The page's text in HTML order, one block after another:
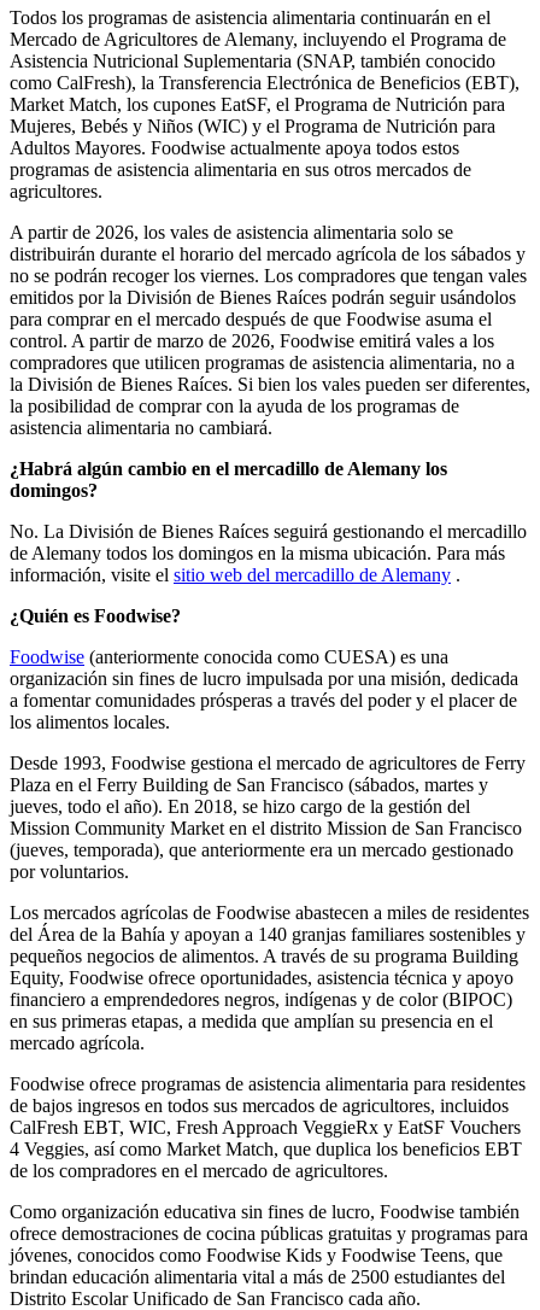
Todos los programas de asistencia alimentaria continuarán en el
Mercado de Agricultores de Alemany, incluyendo el Programa de
Asistencia Nutricional Suplementaria (SNAP, también conocido
como CalFresh), la Transferencia Electrónica de Beneficios (EBT),
Market Match, los cupones EatSF, el Programa de Nutrición para
Mujeres, Bebés y Niños (WIC) y el Programa de Nutrición para
Adultos Mayores. Foodwise actualmente apoya todos estos
programas de asistencia alimentaria en sus otros mercados de
agricultores.
A partir de 2026, los vales de asistencia alimentaria solo se
distribuirán durante el horario del mercado agrícola de los sábados y
no se podrán recoger los viernes. Los compradores que tengan vales
emitidos por la División de Bienes Raíces podrán seguir usándolos
para comprar en el mercado después de que Foodwise asuma el
control. A partir de marzo de 2026, Foodwise emitirá vales a los
compradores que utilicen programas de asistencia alimentaria, no a
la División de Bienes Raíces. Si bien los vales pueden ser diferentes,
la posibilidad de comprar con la ayuda de los programas de
asistencia alimentaria no cambiará.
¿Habrá algún cambio en el mercadillo de Alemany los
domingos?
No. La División de Bienes Raíces seguirá gestionando el mercadillo
de Alemany todos los domingos en la misma ubicación. Para más
información, visite el sitio web del mercadillo de Alemany .
¿Quién es Foodwise?
Foodwise (anteriormente conocida como CUESA) es una
organización sin fines de lucro impulsada por una misión, dedicada
a fomentar comunidades prósperas a través del poder y el placer de
los alimentos locales.
Desde 1993, Foodwise gestiona el mercado de agricultores de Ferry
Plaza en el Ferry Building de San Francisco (sábados, martes y
jueves, todo el año). En 2018, se hizo cargo de la gestión del
Mission Community Market en el distrito Mission de San Francisco
(jueves, temporada), que anteriormente era un mercado gestionado
por voluntarios.
Los mercados agrícolas de Foodwise abastecen a miles de residentes
del Área de la Bahía y apoyan a 140 granjas familiares sostenibles y
pequeños negocios de alimentos. A través de su programa Building
Equity, Foodwise ofrece oportunidades, asistencia técnica y apoyo
financiero a emprendedores negros, indígenas y de color (BIPOC)
en sus primeras etapas, a medida que amplían su presencia en el
mercado agrícola.
Foodwise ofrece programas de asistencia alimentaria para residentes
de bajos ingresos en todos sus mercados de agricultores, incluidos
CalFresh EBT, WIC, Fresh Approach VeggieRx y EatSF Vouchers
4 Veggies, así como Market Match, que duplica los beneficios EBT
de los compradores en el mercado de agricultores.
Como organización educativa sin fines de lucro, Foodwise también
ofrece demostraciones de cocina públicas gratuitas y programas para
jóvenes, conocidos como Foodwise Kids y Foodwise Teens, que
brindan educación alimentaria vital a más de 2500 estudiantes del
Distrito Escolar Unificado de San Francisco cada año.